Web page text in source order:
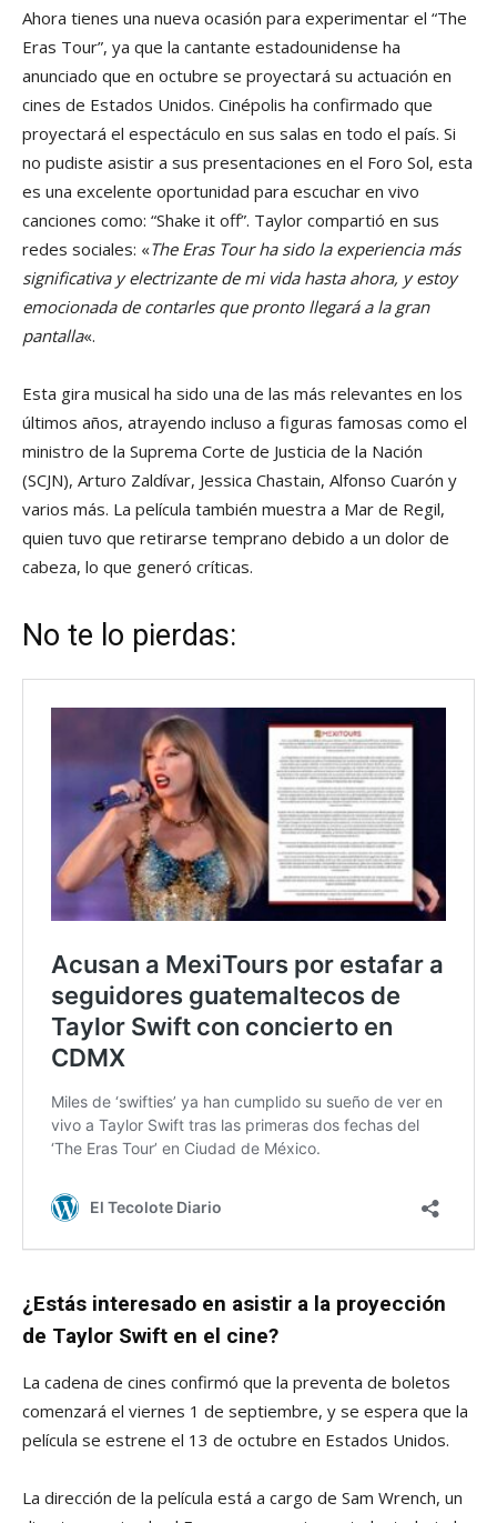
Ahora tienes una nueva ocasión para experimentar el “The
Eras Tour”, ya que la cantante estadounidense ha
anunciado que en octubre se proyectará su actuación en
cines de Estados Unidos. Cinépolis ha confirmado que
proyectará el espectáculo en sus salas en todo el país. Si
no pudiste asistir a sus presentaciones en el Foro Sol, esta
es una excelente oportunidad para escuchar en vivo
canciones como: “Shake it off”. Taylor compartió en sus
redes sociales: «The Eras Tour ha sido la experiencia más
significativa y electrizante de mi vida hasta ahora, y estoy
emocionada de contarles que pronto llegará a la gran
pantalla«.
Esta gira musical ha sido una de las más relevantes en los
últimos años, atrayendo incluso a figuras famosas como el
ministro de la Suprema Corte de Justicia de la Nación
(SCJN), Arturo Zaldívar, Jessica Chastain, Alfonso Cuarón y
varios más. La película también muestra a Mar de Regil,
quien tuvo que retirarse temprano debido a un dolor de
cabeza, lo que generó críticas.
No te lo pierdas:
¿Estás interesado en asistir a la proyección
de Taylor Swift en el cine?
La cadena de cines confirmó que la preventa de boletos
comenzará el viernes 1 de septiembre, y se espera que la
película se estrene el 13 de octubre en Estados Unidos.
La dirección de la película está a cargo de Sam Wrench, un